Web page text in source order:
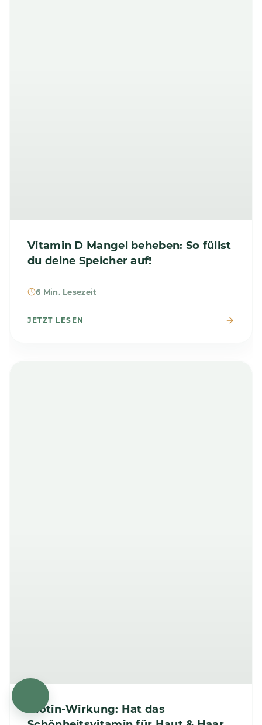
Vitamin D Mangel beheben: So füllst
du deine Speicher auf!
6 Min. Lesezeit
JETZT LESEN
Biotin-Wirkung: Hat das